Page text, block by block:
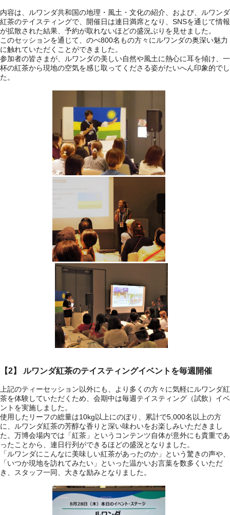
内容は、ルワンダ共和国の地理・風土・文化の紹介、および、ルワンダ
紅茶のテイスティングで、開催日は連日満席となり、SNSを通じて情報
が拡散された結果、予約が取れないほどの盛況ぶりを見せました。
このセッションを通じて、のべ800名もの方々にルワンダの奥深い魅力
に触れていただくことができました。
参加者の皆さまが、ルワンダの美しい自然や風土に熱心に耳を傾け、一
杯の紅茶から現地の空気を感じ取ってくださる姿がたいへん印象的でし
た。
【2】 ルワンダ紅茶のテイスティングイベントを毎週開催
上記のティーセッション以外にも、より多くの方々に気軽にルワンダ紅
茶を体験していただくため、会期中は毎週テイスティング（試飲）イベ
ントを実施しました。
使用したリーフの総量は10kg以上にのぼり、累計で5,000名以上の方
に、ルワンダ紅茶の芳醇な香りと深い味わいをお楽しみいただきまし
た。万博会場内では「紅茶」というコンテンツ自体が意外にも貴重であ
ったことから、連日行列ができるほどの盛況となりました。
「ルワンダにこんなに美味しい紅茶があったのか」という驚きの声や、
「いつか現地を訪れてみたい」といった温かいお言葉を数多くいただ
き、スタッフ一同、大きな励みとなりました。